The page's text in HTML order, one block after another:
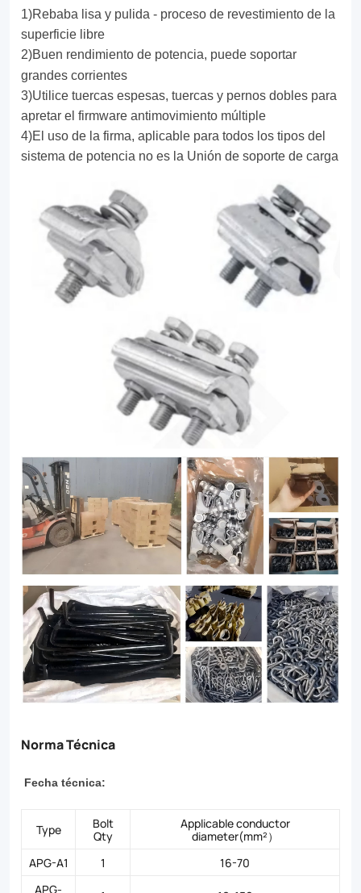
the
smart
choice
for
professionals
seeking
quality
hardware.
1)Rebaba lisa y pulida - proceso de revestimiento de la
superficie libre
2)Buen rendimiento de potencia, puede soportar
grandes corrientes
3)Utilice tuercas espesas, tuercas y pernos dobles para
apretar el firmware antimovimiento múltiple
4)El uso de la firma, aplicable para todos los tipos del
sistema de potencia no es la Unión de soporte de carga
Norma Técnica
Fecha técnica:
Type
Bolt
Qty
Applicable conductor
diameter(mm²）
APG-A1
1
16-70
APG-